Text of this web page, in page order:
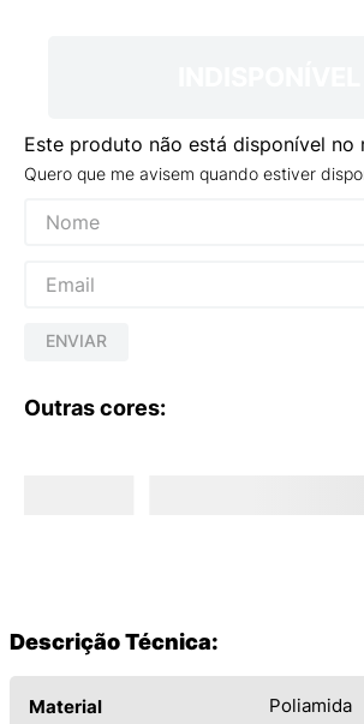
Este produto não está disponível no
Quero que me avisem quando estiver
ENVIAR
Outras cores:
Descrição Técnica:
Material Poliamida